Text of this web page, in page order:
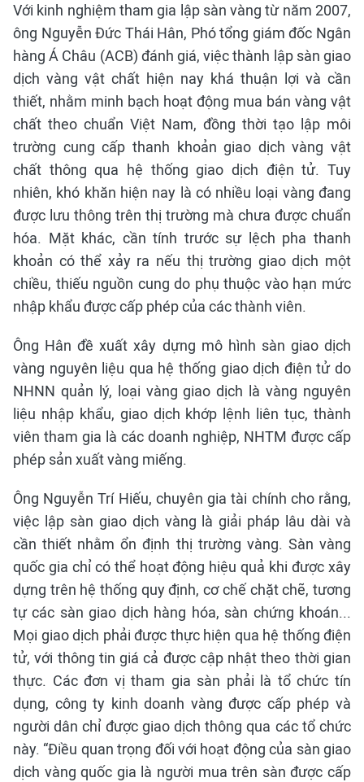
Với kinh nghiệm tham gia lập sàn vàng từ năm 2007,
ông Nguyễn Đức Thái Hân, Phó tổng giám đốc Ngân
hàng Á Châu (ACB) đánh giá, việc thành lập sàn giao
dịch vàng vật chất hiện nay khá thuận lợi và cần
thiết, nhằm minh bạch hoạt động mua bán vàng vật
chất theo chuẩn Việt Nam, đồng thời tạo lập môi
trường cung cấp thanh khoản giao dịch vàng vật
chất thông qua hệ thống giao dịch điện tử. Tuy
nhiên, khó khăn hiện nay là có nhiều loại vàng đang
được lưu thông trên thị trường mà chưa được chuẩn
hóa. Mặt khác, cần tính trước sự lệch pha thanh
khoản có thể xảy ra nếu thị trường giao dịch một
chiều, thiếu nguồn cung do phụ thuộc vào hạn mức
nhập khẩu được cấp phép của các thành viên.
Ông Hân đề xuất xây dựng mô hình sàn giao dịch
vàng nguyên liệu qua hệ thống giao dịch điện tử do
NHNN quản lý, loại vàng giao dịch là vàng nguyên
liệu nhập khẩu, giao dịch khớp lệnh liên tục, thành
viên tham gia là các doanh nghiệp, NHTM được cấp
phép sản xuất vàng miếng.
Ông Nguyễn Trí Hiếu, chuyên gia tài chính cho rằng,
việc lập sàn giao dịch vàng là giải pháp lâu dài và
cần thiết nhằm ổn định thị trường vàng. Sàn vàng
quốc gia chỉ có thể hoạt động hiệu quả khi được xây
dựng trên hệ thống quy định, cơ chế chặt chẽ, tương
tự các sàn giao dịch hàng hóa, sàn chứng khoán...
Mọi giao dịch phải được thực hiện qua hệ thống điện
tử, với thông tin giá cả được cập nhật theo thời gian
thực. Các đơn vị tham gia sàn phải là tổ chức tín
dụng, công ty kinh doanh vàng được cấp phép và
người dân chỉ được giao dịch thông qua các tổ chức
này. “Điều quan trọng đối với hoạt động của sàn giao
dịch vàng quốc gia là người mua trên sàn được cấp